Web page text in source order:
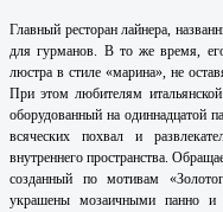
Главный ресторан лайнера,
для гурманов. В то же время,
люстра в стиле «марина», не
При этом любителям
оборудованный на одиннадцатой
всяческих похвал и
внутреннего пространства.
созданный по мотивам
украшены мозаичными панно и